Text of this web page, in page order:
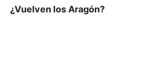
¿Vuelven los Aragón?